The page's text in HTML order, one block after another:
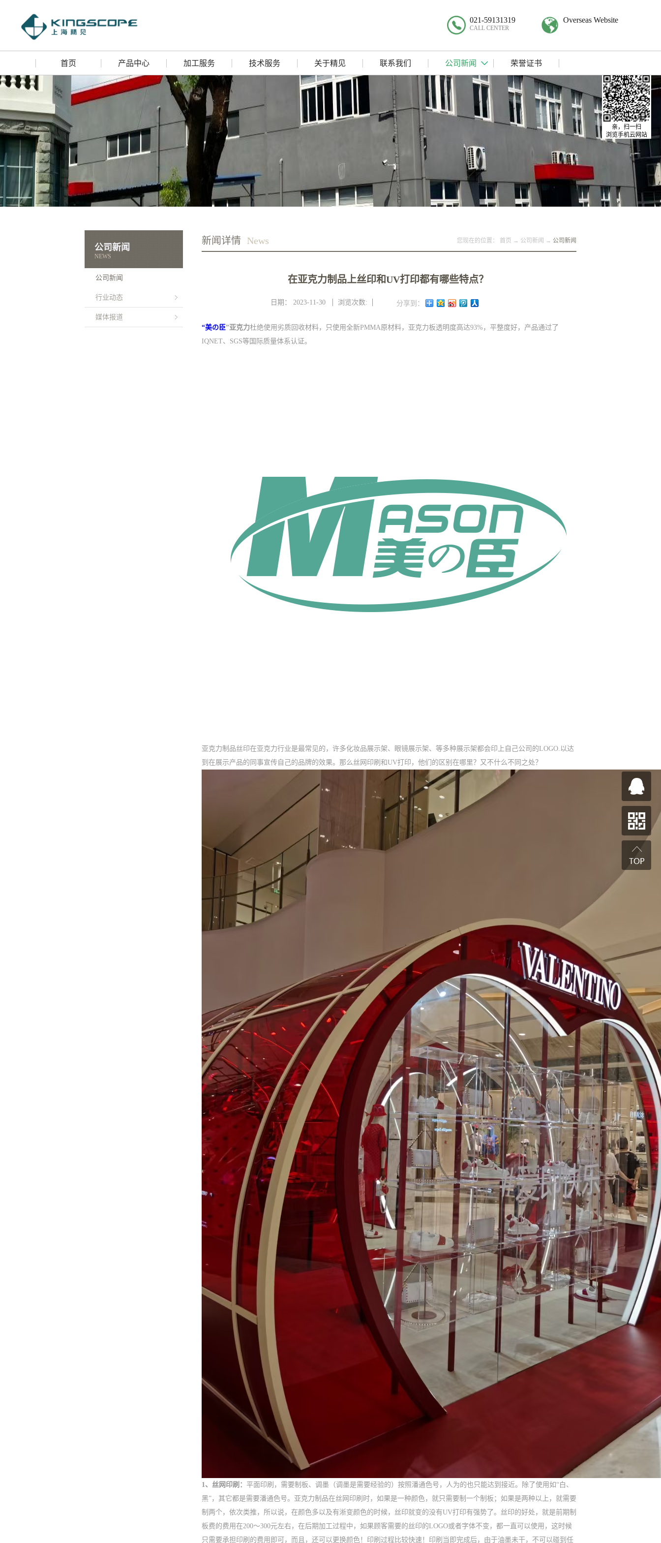
021-59131319
CALL CENTER
Overseas Website
首页 产品中心 加工服务 技术服务 关于精见 联系我们 公司新闻 荣誉证书
公司新闻
NEWS
公司新闻
行业动态
媒体报道
News
新闻详情 您现在的位置： 首页 → 公司新闻 → 公司新闻
在亚克力制品上丝印和UV打印都有哪些特点？
日期： 2023-11-30 浏览次数:
“美の臣”亚克力杜绝使用劣质回收材料，只使用全新PMMA原材料，亚克力板透明度高达93%，平整度好，产品通过了
IQNET、SGS等国际质量体系认证。
亚克力制品丝印在亚克力行业是最常见的，许多化妆品展示架、眼镜展示架、等多种展示架都会印上自己公司的LOGO.以达
到在展示产品的同事宣传自己的品牌的效果。那么丝网印刷和UV打印，他们的区别在哪里？又不什么不同之处？
1、丝网印刷： 平面印刷，需要制板、调墨（调墨是需要经验的）按照潘通色号，人为的也只能达到接近。除了使用如“白、
黑”，其它都是需要潘通色号。亚克力制品在丝网印刷时，如果是一种颜色，就只需要制一个制板；如果是两种以上，就需要
制两个，依次类推，所以说，在颜色多以及有淅变颜色的时候，丝印就变的没有UV打印有强势了。丝印的好处，就是前期制
板费的费用在200～300元左右，在后期加工过程中，如果顾客需要的丝印的LOGO或者字体不变，都一直可以使用，这时候
只需要承担印刷的费用即可，而且，还可以更换颜色！印刷过程比较快速！印刷当即完成后，由于油墨未干，不可以碰到任
分享到：
亲，扫一扫
浏览手机云网站